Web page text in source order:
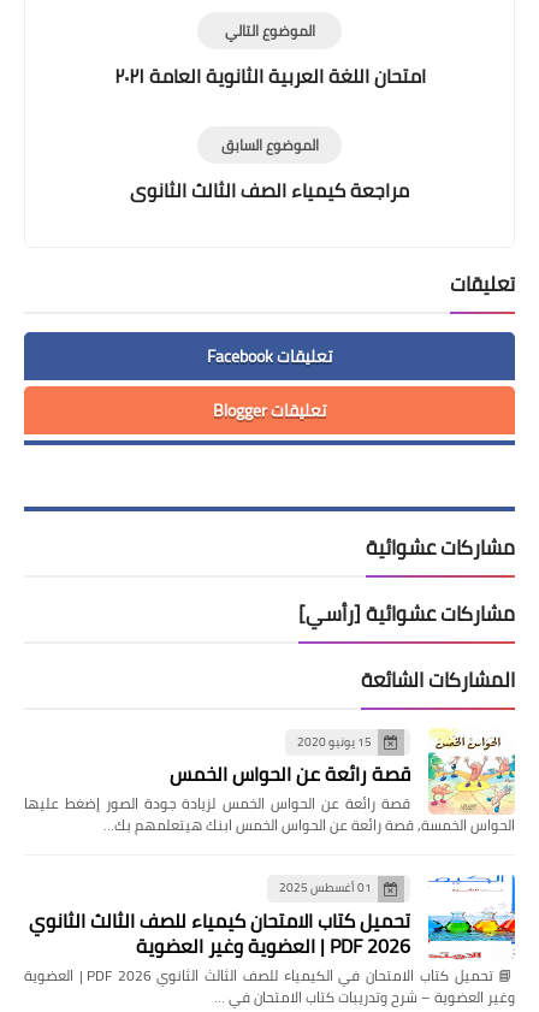
الموضوع التالي
امتحان اللغة العربية الثانوية العامة ٢٠٢١
الموضوع السابق
مراجعة كيمياء الصف الثالث الثانوى
تعليقات
تعليقات Facebook
تعليقات Blogger
مشاركات عشوائية
مشاركات عشوائية [رأسي]
المشاركات الشائعة
15 يونيو 2020
قصة رائعة عن الحواس الخمس
قصة رائعة عن الحواس الخمس لزيادة جودة الصور إضغط عليها
الحواس الخمسة, قصة رائعة عن الحواس الخمس ابنك هيتعلمهم بك…
01 أغسطس 2025
تحميل كتاب الامتحان كيمياء للصف الثالث الثانوي
2026 PDF | العضوية وغير العضوية
📘 تحميل كتاب الامتحان في الكيمياء للصف الثالث الثانوي 2026 PDF | العضوية
وغير العضوية – شرح وتدريبات كتاب الامتحان في …